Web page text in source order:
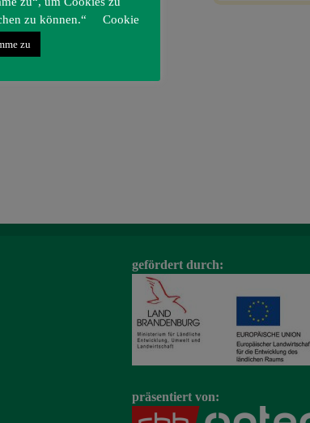
gefördert durch:
präsentiert von:
zu können.“
Cookie
zu